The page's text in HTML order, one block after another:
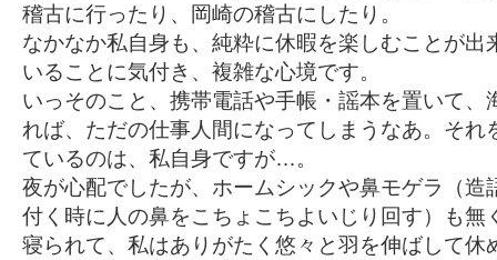
稽古に行ったり、岡崎の稽古にしたり。
なかなか私自身も、純粋に休暇を楽しむことが出
いることに気付き、複雑な心境です。
いっそのこと、携帯電話や手帳・謡本を置いて、
れば、ただの仕事人間になってしまうなあ。それ
ているのは、私自身ですが…。
夜が心配でしたが、ホームシックや鼻モゲラ（造
付く時に人の鼻をこちょこちよいじり回す）も無
寝られて、私はありがたく悠々と羽を伸ばして休